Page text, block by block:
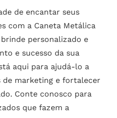
de encantar seus
com a Caneta Metálica
brinde personalizado e
e sucesso da sua
aqui para ajudá-lo a
de marketing e fortalecer
Conte conosco para
que fazem a